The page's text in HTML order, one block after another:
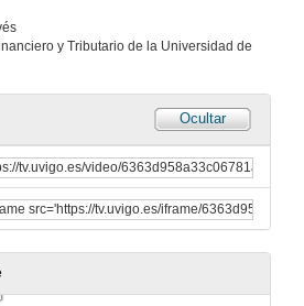
y Tributario de la Universidad de
Ocultar
Conferencia
O papel das plataformas dixitais na loita contra a fraude no IVE
Conferencia
21 de out. de 2022
Suxeitos pasivos suxeitos á obriga de informar na Unión Europea